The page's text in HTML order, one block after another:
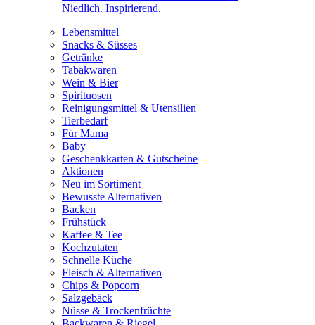
Niedlich. Inspirierend.
Lebensmittel
Snacks & Süsses
Getränke
Tabakwaren
Wein & Bier
Spirituosen
Reinigungsmittel & Utensilien
Tierbedarf
Für Mama
Baby
Geschenkkarten & Gutscheine
Aktionen
Neu im Sortiment
Bewusste Alternativen
Backen
Frühstück
Kaffee & Tee
Kochzutaten
Schnelle Küche
Fleisch & Alternativen
Chips & Popcorn
Salzgebäck
Nüsse & Trockenfrüchte